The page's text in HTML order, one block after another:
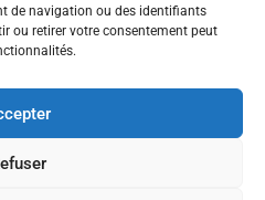
de navigation ou des identifiants
ou retirer votre consentement peut